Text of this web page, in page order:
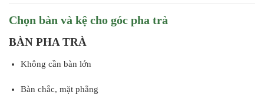
Chọn bàn và kệ cho góc pha trà
BÀN PHA TRÀ
Không cần bàn lớn
Bàn chắc, mặt phẳng